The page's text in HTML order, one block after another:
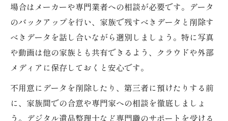
場合はメーカーや専門業者への相談が必要です。データ
のバックアップを行い、家族で残すべきデータと削除す
べきデータを話し合いながら選別しましょう。特に写真
や動画は他の家族とも共有できるよう、クラウドや外部
メディアに保存しておくと安心です。
不用意にデータを削除したり、第三者に預けたりする前
に、家族間での合意や専門家への相談を徹底しましょ
う。デジタル遺品整理士など専門職のサポートを受ける